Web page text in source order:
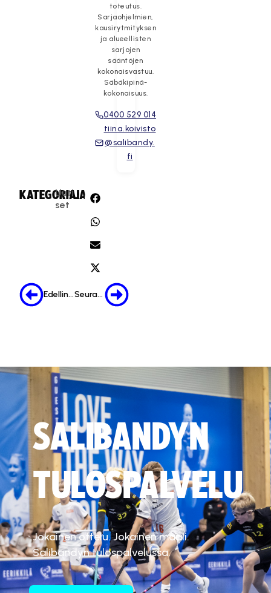
toteutus.
Sarjaohjelmien,
kausirytmityksen
ja alueellisten
sarjojen
sääntöjen
kokonaisvastuu.
Säbäkipinä-
kokonaisuus.
0400 529 014
tiina.koivisto
@salibandy.
fi
KATEGORIA:
Uuti
set
JAA:
Edellinen Seuraava
SALIBANDYN
TULOSPALVELU
Jokainen ottelu. Jokainen maali.
Salibandyn tulospalvelussa.